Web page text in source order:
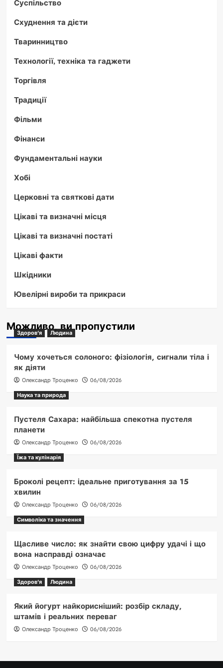
Суспільство
Схуднення та дієти
Тваринництво
Технології, техніка та гаджети
Торгівля
Традиції
Фільми
Фінанси
Фундаментальні науки
Хобі
Церковні та святкові дати
Цікаві та визначні місця
Цікаві та визначні постаті
Цікаві факти
Шкідники
Ювелірні вироби та прикраси
Можливо, ви пропустили
Здоров'я Людина
Чому хочеться солоного: фізіологія, сигнали тіла і
як діяти
Олександр Троценко
06/08/2026
Наука та природа
Пустеля Сахара: найбільша спекотна пустеля
планети
Олександр Троценко
06/08/2026
Їжа та кулінарія
Броколі рецепт: ідеальне приготування за 15
хвилин
Олександр Троценко
06/08/2026
Символіка та значення
Щасливе число: як знайти свою цифру удачі і що
вона насправді означає
Олександр Троценко
06/08/2026
Здоров'я
Людина
Який йогурт найкорисніший: розбір складу,
штамів і реальних переваг
Олександр Троценко 06/08/2026